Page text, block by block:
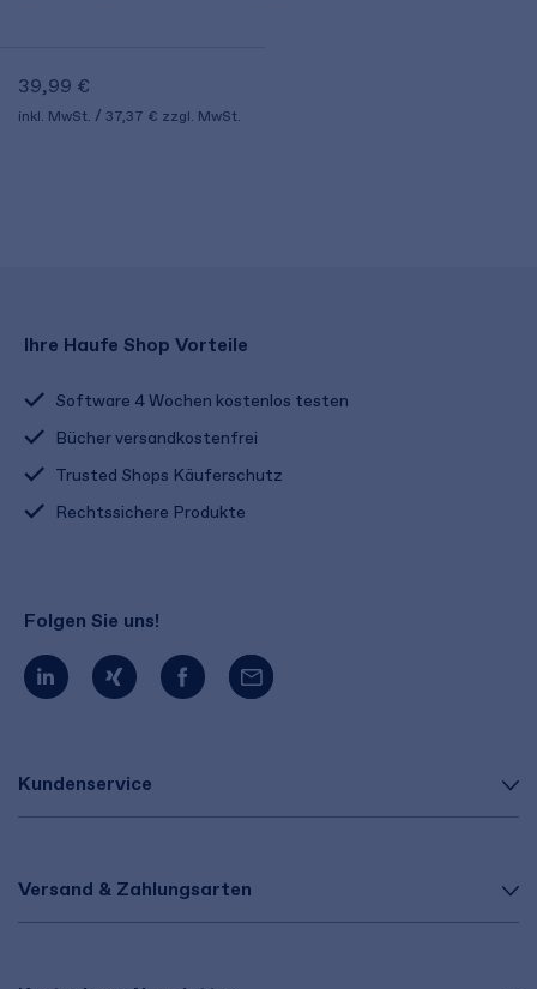
39,99 €
inkl. MwSt. 37,37 € zzgl. MwSt.
Kundenservice
Versand & Zahlungsarten
Ihre Haufe Shop Vorteile
Software 4 Wochen kostenlos testen
Bücher versandkostenfrei
Trusted Shops Käuferschutz
Rechtssichere Produkte
Folgen Sie uns!